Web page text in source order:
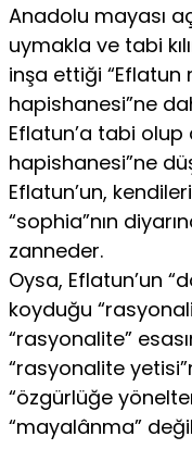
Anadolu mayası
uymakla ve tabi
inşa ettiği “Eflatun
hapishanesi”ne
Eflatun’a tabi olup
hapishanesi”ne
Eflatun’un,
“sophia”nın
zanneder.
Oysa, Eflatun’un
koyduğu
“rasyonalite”
“rasyonalite
“özgürlüğe
“mayalânma”